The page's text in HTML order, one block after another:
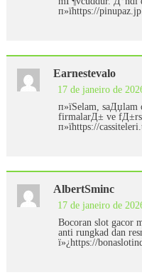
п»їhttps://
Earnestevalo
17 de janeiro de
п»їSelam,
firmalarД± ve
п»їhttps://
AlbertSminc
17 de janeiro de
Bocoran slot gacor
anti rungkad dan
ï»¿https://